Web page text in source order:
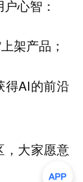
心智：
架产品；
得AI的前沿
，大家愿意